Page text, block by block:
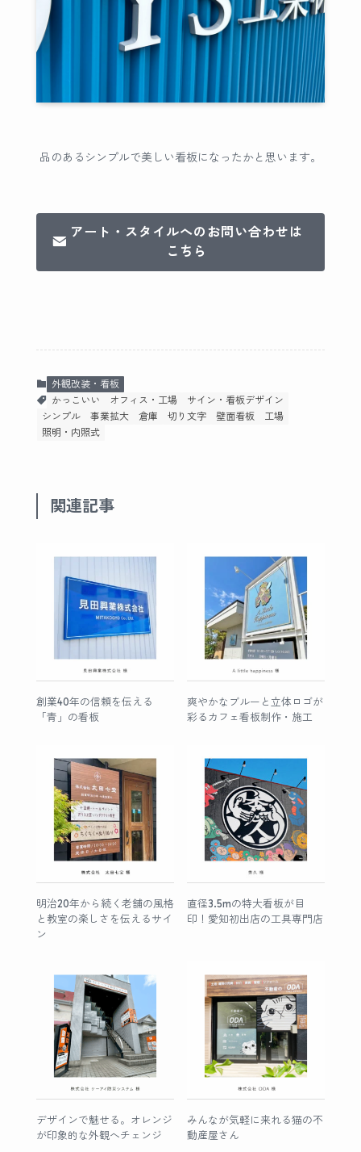
品のあるシンプルで美しい看板になったかと思います。
アート・スタイルへのお問い合わせは
こちら
外観改装・看板
かっこいい
オフィス・工場
サイン・看板デザイン
シンプル
事業拡大 倉庫 切り文字 壁面看板
工場
照明・内照式
関連記事
創業40年の信頼を伝える
「青」の看板
爽やかなブルーと立体ロゴが
彩るカフェ看板制作・施工
明治20年から続く老舗の風格
と教室の楽しさを伝えるサイ
ン
直径3.5mの特大看板が目
印！愛知初出店の工具専門店
デザインで魅せる。オレンジ
が印象的な外観へチェンジ
みんなが気軽に来れる猫の不
動産屋さん